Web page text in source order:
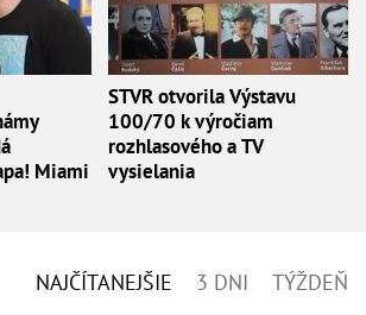
Miami
STVR otvorila Výstavu
100/70 k výročiam
rozhlasového a TV
vysielania
NAJČÍTANEJŠIE 3 DNI TÝŽDEŇ